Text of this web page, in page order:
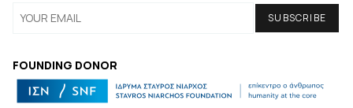
FOUNDING DONOR